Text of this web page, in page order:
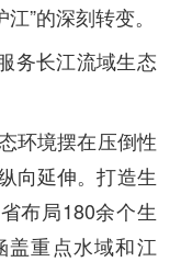
”的深刻转变。
务长江流域生态
环境摆在压倒性
向延伸。打造生
布局180余个生
盖重点水域和江